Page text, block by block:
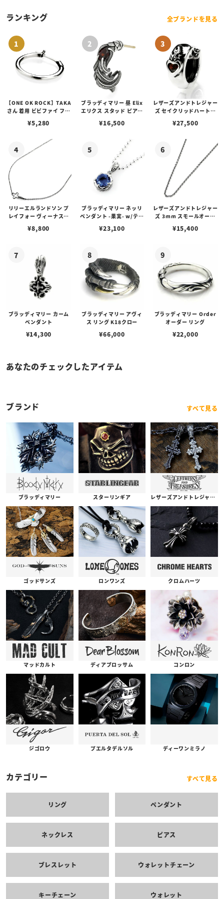
ランキング 全ブランドを見る
【ONE OK ROCK】TAKA
さん 着用 ビビファイ フー
¥5,280
ブラッディマリー 昼 Elix
エリクス スタッド ピアス
¥16,500
レザーズアンドトレジャー
ズ セイクリッドハートピ
¥27,500
リリーエルランドソン プ
レイフォー ヴィーナスチ
¥8,800
ブラッディマリー ネッリ
ペンダント -果実- w/ティ
¥23,100
レザーズアンドトレジャー
ズ 3mm スモールオーバ
ブスタークラスプ＆LTロ
¥15,400
ブラッディマリー カーム
ペンダント
¥14,300
ブラッディマリー アヴィ
ス リング K18クロー
¥66,000
ブラッディマリー Order
オーダー リング
¥22,000
あなたのチェックしたアイテム
ブランド すべて見る
ブラッディマリー スターリンギア レザーズアンドトレジャーズ
ゴッドサンズ ロンワンズ クロムハーツ
マッドカルト ディアブロッサム コンロン
ジゴロウ プエルタデルソル ディーワンミラノ
カテゴリー すべて見る
リング ペンダント
ネックレス ピアス
ブレスレット ウォレットチェーン
キーチェーン ウォレット